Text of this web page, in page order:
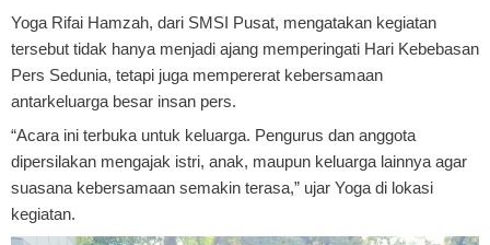
Yoga Rifai Hamzah, dari SMSI Pusat, mengatakan kegiatan
tersebut tidak hanya menjadi ajang memperingati Hari Kebebasan
Pers Sedunia, tetapi juga mempererat kebersamaan
antarkeluarga besar insan pers.
“Acara ini terbuka untuk keluarga. Pengurus dan anggota
dipersilakan mengajak istri, anak, maupun keluarga lainnya agar
suasana kebersamaan semakin terasa,” ujar Yoga di lokasi
kegiatan.